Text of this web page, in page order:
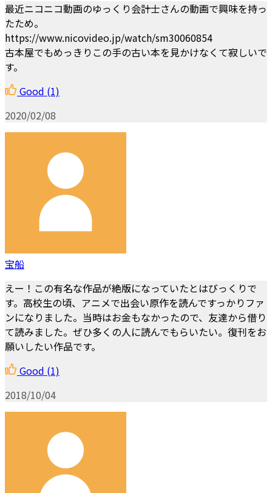
最近ニコニコ動画のゆっくり会計士さんの動画で興味を持っ
たため。
https://www.nicovideo.jp/watch/sm30060854
古本屋でもめっきりこの手の古い本を見かけなくて寂しいで
す。
Good (1)
2020/02/08
宝船
えー！この有名な作品が絶版になっていたとはびっくりで
す。高校生の頃、アニメで出会い原作を読んですっかりファ
ンになりました。当時はお金もなかったので、友達から借り
て読みました。ぜひ多くの人に読んでもらいたい。復刊をお
願いしたい作品です。
Good (1)
2018/10/04